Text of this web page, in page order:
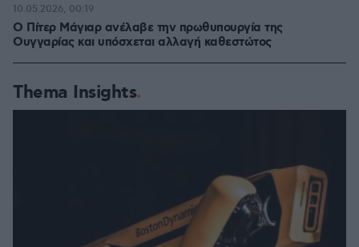
Ο Πίτερ Μάγιαρ ανέλαβε την πρωθυπουργία της
Ουγγαρίας και υπόσχεται αλλαγή καθεστώτος
10.05.2026, 00:19
Thema Insights